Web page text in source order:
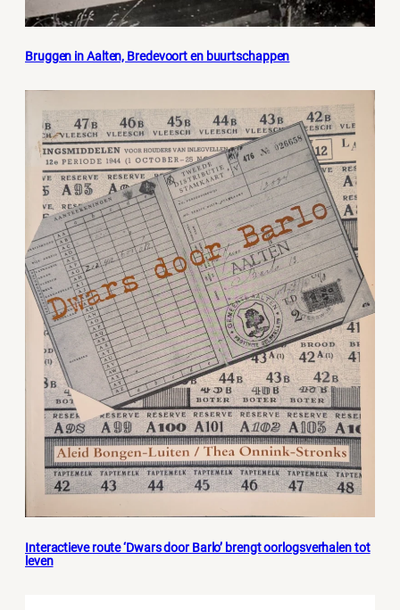
Bruggen in Aalten, Bredevoort en buurtschappen
Interactieve route ‘Dwars door Barlo’ brengt oorlogsverhalen tot
leven